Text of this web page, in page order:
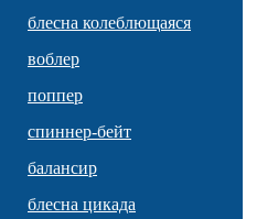
блесна колеблющаяся
воблер
поппер
спиннер-бейт
балансир
блесна цикада